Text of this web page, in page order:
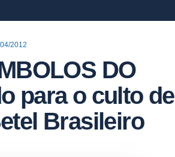
2012
DO
para o culto de
Brasileiro